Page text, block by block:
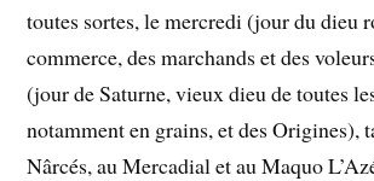
toutes sortes, le mercredi (jour du dieu
commerce, des marchands et des
(jour de Saturne, vieux dieu de toutes
notamment en grains, et des Origines),
Nârcés, au Mercadial et au Maquo